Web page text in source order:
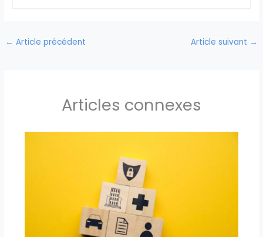
← Article précédent Article suivant →
Articles connexes